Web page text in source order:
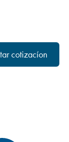
cotizacíon